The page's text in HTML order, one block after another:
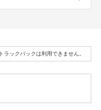
トラックバックは利用できません。